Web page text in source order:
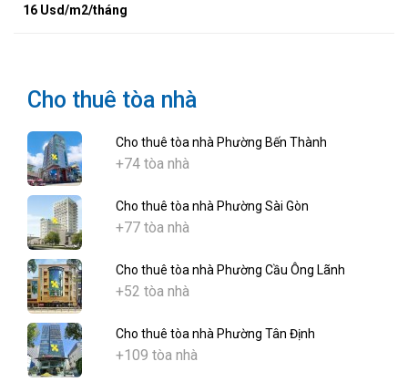
16 Usd/m2/tháng
Cho thuê tòa nhà
Cho thuê tòa nhà Phường Bến Thành
+74 tòa nhà
Cho thuê tòa nhà Phường Sài Gòn
+77 tòa nhà
Cho thuê tòa nhà Phường Cầu Ông Lãnh
+52 tòa nhà
Cho thuê tòa nhà Phường Tân Định
+109 tòa nhà